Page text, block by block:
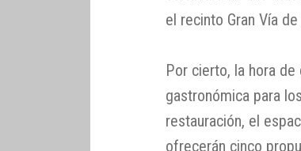
el recinto Gran Vía
Por cierto, la hora
gastronómica para
restauración, el
ofrecerán cinco